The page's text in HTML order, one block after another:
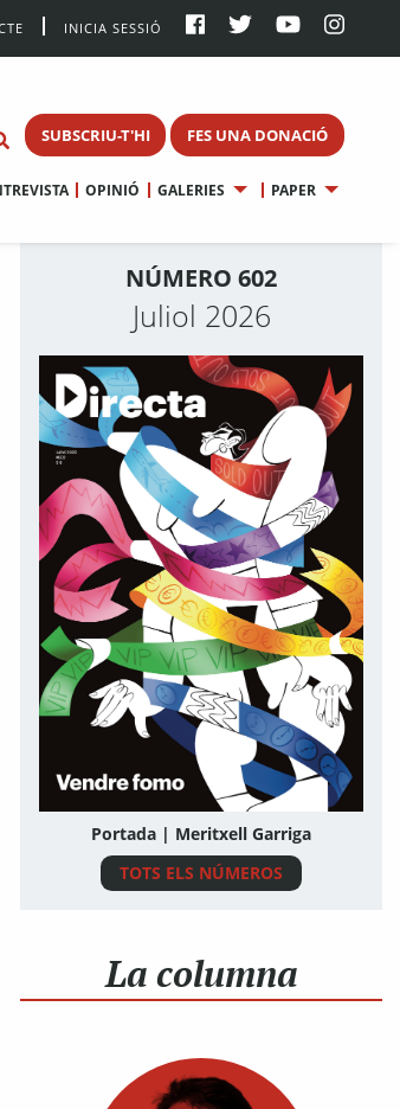
INICIA SESSIÓ
SUBSCRIU-T'HI FES UNA DONACIÓ
OPINIÓ GALERIES PAPER
NÚMERO 602
Juliol 2026
Portada | Meritxell Garriga
TOTS ELS NÚMEROS
La columna